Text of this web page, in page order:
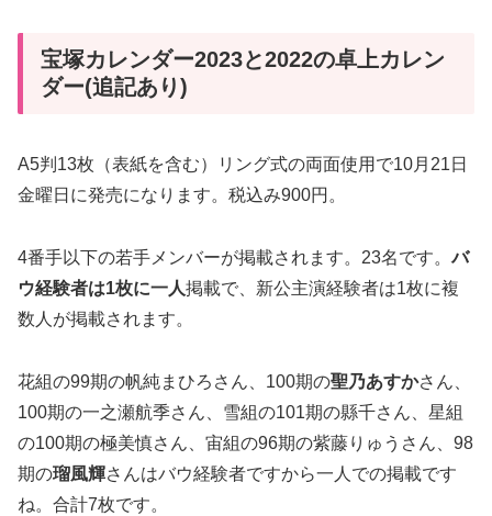
宝塚カレンダー2023と2022の卓上カレン
ダー(追記あり)
A5判13枚（表紙を含む）リング式の両面使用で10月21日
金曜日に発売になります。税込み900円。
4番手以下の若手メンバーが掲載されます。23名です。バ
ウ経験者は1枚に一人掲載で、新公主演経験者は1枚に複
数人が掲載されます。
花組の99期の帆純まひろさん、100期の聖乃あすかさん、
100期の一之瀬航季さん、雪組の101期の縣千さん、星組
の100期の極美慎さん、宙組の96期の紫藤りゅうさん、98
期の瑠風輝さんはバウ経験者ですから一人での掲載です
ね。合計7枚です。